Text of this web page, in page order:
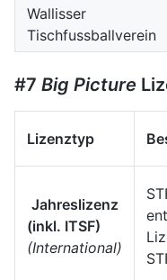
Wallisser
Tischfussballverein
#7 Big Picture
Lizenztyp
Jahreslizenz
(inkl. ITSF)
(International)